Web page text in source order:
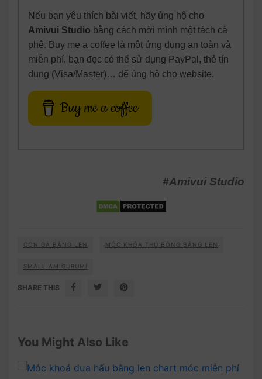
Nếu bạn yêu thích bài viết, hãy ủng hộ cho
Amivui Studio bằng cách mời mình một tách cà
phê. Buy me a coffee là một ứng dụng an toàn và
miễn phí, bạn đọc có thể sử dụng PayPal, thẻ tín
dụng (Visa/Master)… để ủng hộ cho website.
Buy me a coffee
#Amivui Studio
CON GÀ BẰNG LEN MÓC KHÓA THÚ BÔNG BẰNG LEN
SMALL AMIGURUMI
SHARE THIS
You Might Also Like